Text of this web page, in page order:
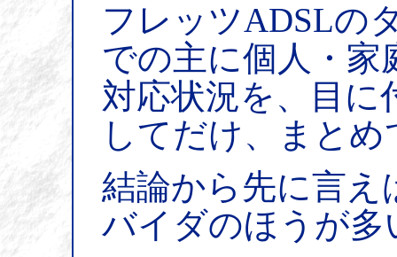
フレッツADSLの
での主に個人・家
対応状況を、目
してだけ、まと
結論から先に言え
バイダのほうが